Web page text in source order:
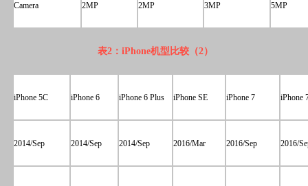
Camera 2MP 2MP 3MP 5MP
表2：iPhone机型比较（2）
iPhone 5C iPhone 6 iPhone 6 Plus iPhone SE iPhone 7 iPhone
2014/Sep 2014/Sep 2014/Sep 2016/Mar 2016/Sep 2016/